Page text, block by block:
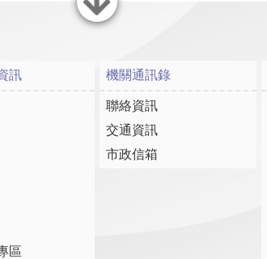
關閉
訊
區
機關通訊錄
聯絡資訊
交通資訊
市政信箱